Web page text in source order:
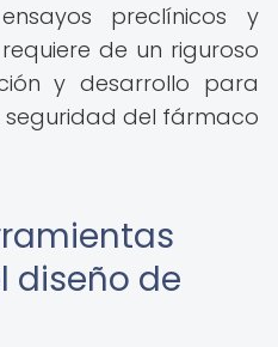
preclínicos y
de un riguroso
y desarrollo para
del fármaco
diseño de